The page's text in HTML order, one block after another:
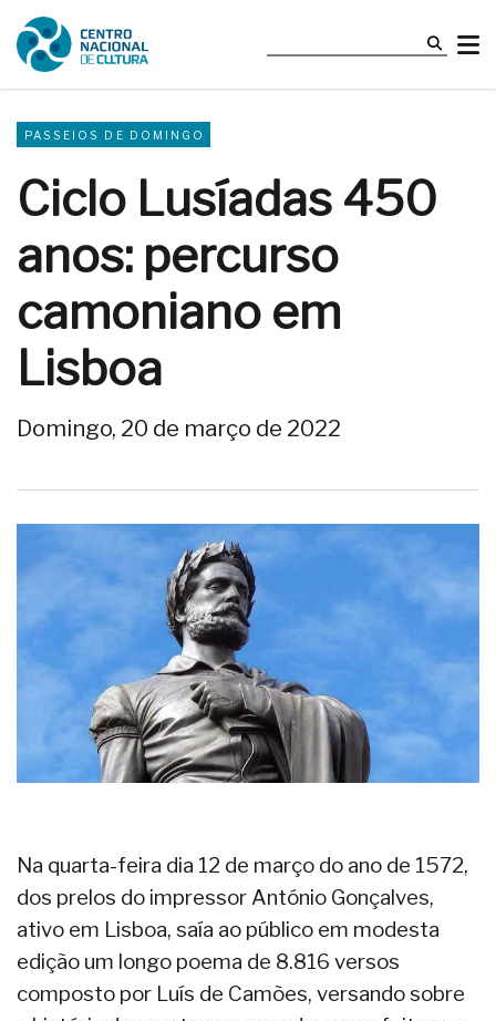
PASSEIOS DE DOMINGO
Ciclo Lusíadas 450
anos: percurso
camoniano em
Lisboa
Domingo, 20 de março de 2022
Na quarta-feira dia 12 de março do ano de 1572,
dos prelos do impressor António Gonçalves,
ativo em Lisboa, saía ao público em modesta
edição um longo poema de 8.816 versos
composto por Luís de Camões, versando sobre